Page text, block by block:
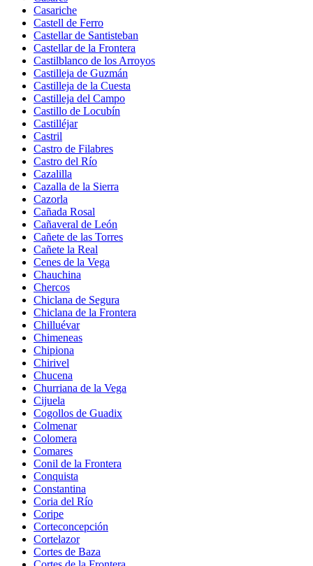
Casariche
Castell de Ferro
Castellar de Santisteban
Castellar de la Frontera
Castilblanco de los Arroyos
Castilleja de Guzmán
Castilleja de la Cuesta
Castilleja del Campo
Castillo de Locubín
Castilléjar
Castril
Castro de Filabres
Castro del Río
Cazalilla
Cazalla de la Sierra
Cazorla
Cañada Rosal
Cañaveral de León
Cañete de las Torres
Cañete la Real
Cenes de la Vega
Chauchina
Chercos
Chiclana de Segura
Chiclana de la Frontera
Chilluévar
Chimeneas
Chipiona
Chirivel
Chucena
Churriana de la Vega
Cijuela
Cogollos de Guadix
Colmenar
Colomera
Comares
Conil de la Frontera
Conquista
Constantina
Coria del Río
Coripe
Corteconcepción
Cortelazor
Cortes de Baza